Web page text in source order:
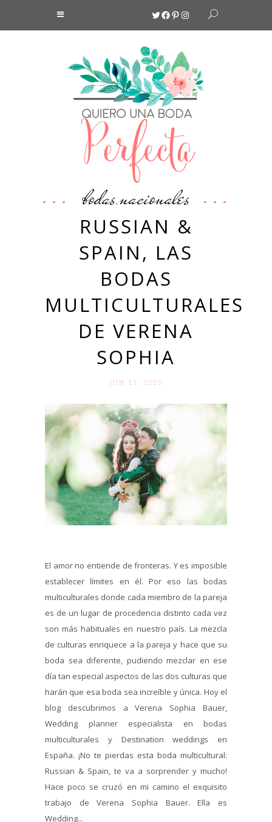
Twitter
Facebook
Pinterest
Instagram
bodas,nacionales
RUSSIAN &
SPAIN, LAS
BODAS
MULTICULTURALES
DE VERENA
SOPHIA
JUN 11. 2020
El amor no entiende de fronteras. Y es imposible
establecer límites en él. Por eso las bodas
multiculturales donde cada miembro de la pareja
es de un lugar de procedencia distinto cada vez
son más habituales en nuestro país. La mezcla
de culturas enriquece a la pareja y hace que su
boda sea diferente, pudiendo mezclar en ese
día tan especial aspectos de las dos culturas que
harán que esa boda sea increíble y única. Hoy el
blog descubrimos a Verena Sophia Bauer,
Wedding planner especialista en bodas
multiculturales y Destination weddings en
España. ¡No te pierdas esta boda multicultural:
Russian & Spain, te va a sorprender y mucho!
Hace poco se cruzó en mi camino el exquisito
trabajo de Verena Sophia Bauer. Ella es
Wedding...